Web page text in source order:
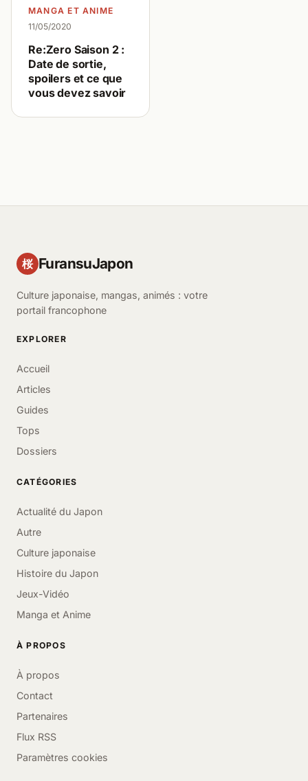
MANGA ET ANIME
11/05/2020
Re:Zero Saison 2 :
Date de sortie,
spoilers et ce que
vous devez savoir
桜 FuransuJapon
Culture japonaise, mangas, animés : votre
portail francophone
EXPLORER
Accueil
Articles
Guides
Tops
Dossiers
CATÉGORIES
Actualité du Japon
Autre
Culture japonaise
Histoire du Japon
Jeux-Vidéo
Manga et Anime
À PROPOS
À propos
Contact
Partenaires
Flux RSS
Paramètres cookies